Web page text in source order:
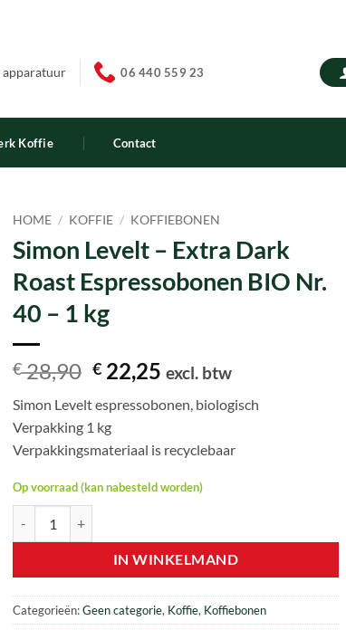
apparatuur 06 440 559 23
Koffie Contact
HOME / KOFFIE / KOFFIEBONEN
Simon Levelt – Extra Dark
Roast Espressobonen BIO Nr.
40 – 1 kg
€28,90 Oorspronkelijke
prijs
was:
€ 28,90.
€ 22,25 Huidige
is:
excl. btw
Simon Levelt espressobonen, biologisch
Verpakking 1 kg
Verpakkingsmateriaal is recyclebaar
Op voorraad (kan nabesteld worden)
IN WINKELMAND
Categorieën:Geen categorie, Koffie, Koffiebonen